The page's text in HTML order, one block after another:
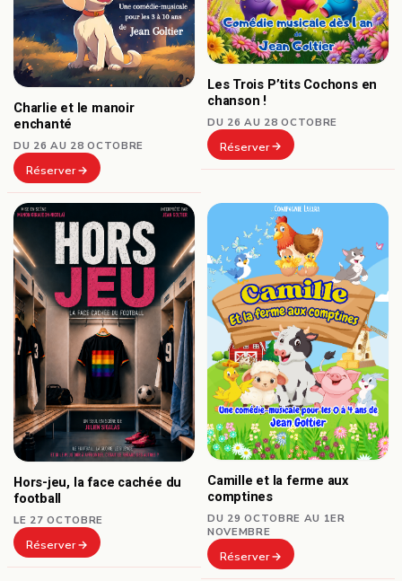
Charlie et le manoir
enchanté
DU 26 AU 28 OCTOBRE
Réserver
Les Trois P’tits Cochons en
chanson !
DU 26 AU 28 OCTOBRE
Réserver
Hors-jeu, la face cachée du
football
LE 27 OCTOBRE
Réserver
Camille et la ferme aux
comptines
DU 29 OCTOBRE AU 1ER
NOVEMBRE
Réserver